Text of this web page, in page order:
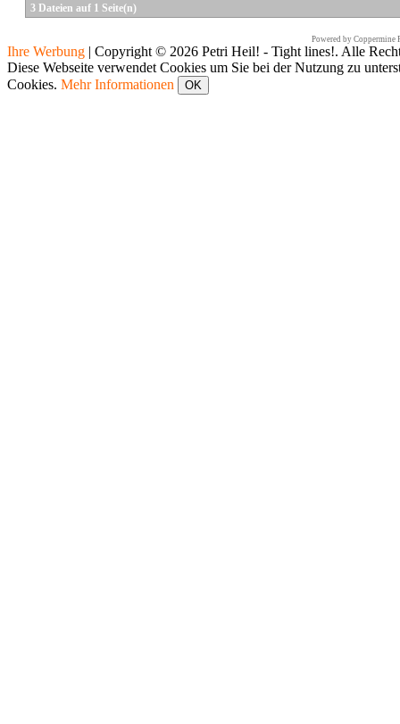
3 Dateien auf 1 Seite(n)
Powered by Coppermine
Ihre Werbung | Copyright © 2026 Petri Heil! - Tight lines!. Alle
Diese Webseite verwendet Cookies um Sie bei der Nutzung zu
Cookies. Mehr Informationen OK